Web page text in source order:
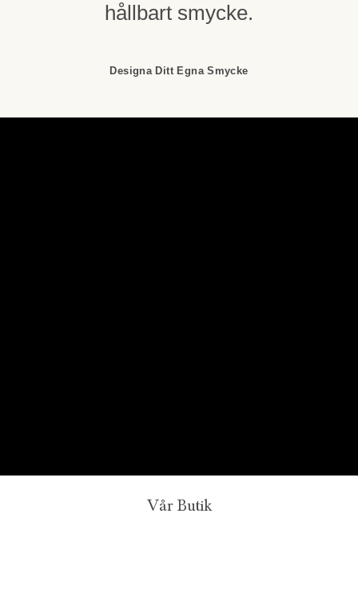
hållbart smycke.
Designa Ditt Egna Smycke
Vår Butik